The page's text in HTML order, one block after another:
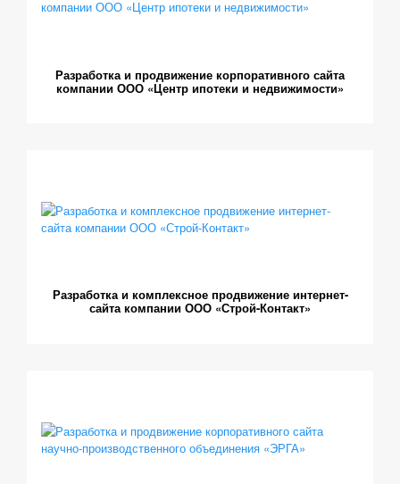
Разработка и продвижение корпоративного сайта
компании ООО «Центр ипотеки и недвижимости»
Разработка и комплексное продвижение интернет-
сайта компании ООО «Строй-Контакт»